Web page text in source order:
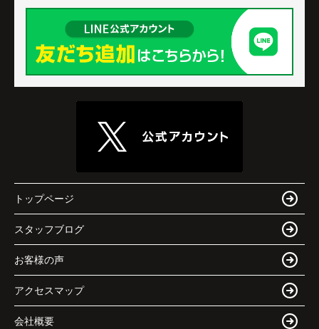
トップページ
スタッフブログ
お客様の声
アクセスマップ
会社概要